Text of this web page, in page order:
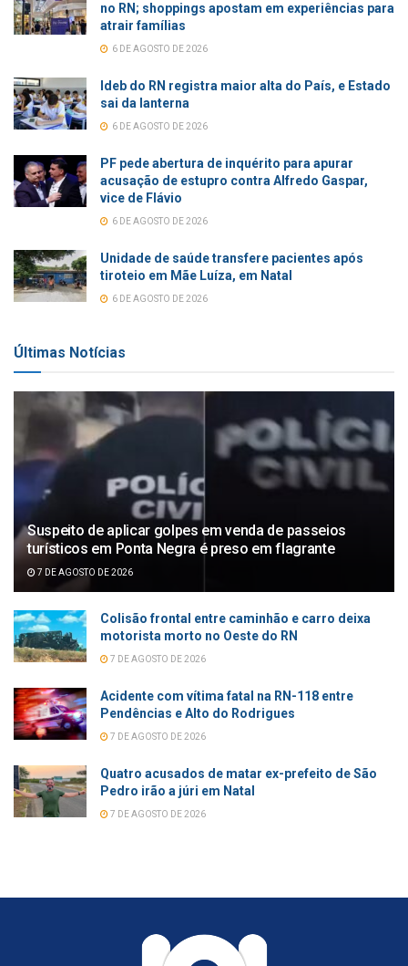
no RN; shoppings apostam em experiências para
atrair famílias
6 DE AGOSTO DE 2026
Ideb do RN registra maior alta do País, e Estado
sai da lanterna
6 DE AGOSTO DE 2026
PF pede abertura de inquérito para apurar
acusação de estupro contra Alfredo Gaspar,
vice de Flávio
6 DE AGOSTO DE 2026
Unidade de saúde transfere pacientes após
tiroteio em Mãe Luíza, em Natal
6 DE AGOSTO DE 2026
Últimas Notícias
Suspeito de aplicar golpes em venda de passeios
turísticos em Ponta Negra é preso em flagrante
7 DE AGOSTO DE 2026
Colisão frontal entre caminhão e carro deixa
motorista morto no Oeste do RN
7 DE AGOSTO DE 2026
Acidente com vítima fatal na RN-118 entre
Pendências e Alto do Rodrigues
7 DE AGOSTO DE 2026
Quatro acusados de matar ex-prefeito de São
Pedro irão a júri em Natal
7 DE AGOSTO DE 2026